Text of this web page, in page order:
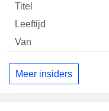
Meer insiders